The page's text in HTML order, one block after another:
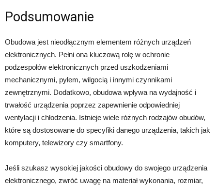
Podsumowanie
Obudowa jest nieodłącznym elementem różnych urządzeń
elektronicznych. Pełni ona kluczową rolę w ochronie
podzespołów elektronicznych przed uszkodzeniami
mechanicznymi, pyłem, wilgocią i innymi czynnikami
zewnętrznymi. Dodatkowo, obudowa wpływa na wydajność i
trwałość urządzenia poprzez zapewnienie odpowiedniej
wentylacji i chłodzenia. Istnieje wiele różnych rodzajów obudów,
które są dostosowane do specyfiki danego urządzenia, takich jak
komputery, telewizory czy smartfony.
Jeśli szukasz wysokiej jakości obudowy do swojego urządzenia
elektronicznego, zwróć uwagę na materiał wykonania, rozmiar,